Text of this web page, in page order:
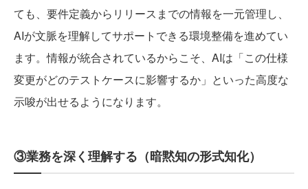
ても、要件定義からリリースまでの情報を一元管理し、
AIが文脈を理解してサポートできる環境整備を進めてい
ます。情報が統合されているからこそ、AIは「この仕様
変更がどのテストケースに影響するか」といった高度な
示唆が出せるようになります。
③業務を深く理解する（暗黙知の形式知化）